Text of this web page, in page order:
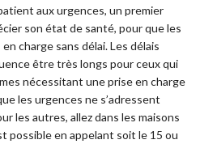
aux urgences, un premier
son état de santé, pour que les
charge sans délai. Les délais
être très longs pour ceux qui
nécessitant une prise en charge
les urgences ne s’adressent
les autres, allez dans les maisons
possible en appelant soit le 15 ou